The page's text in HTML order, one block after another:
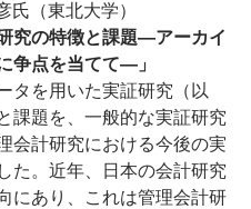
氏（東北大学）
究の特徴と課題―アーカイ
争点を当てて―」
タを用いた実証研究（以
課題を、一般的な実証研究
会計研究における今後の実
た。近年、日本の会計研究
にあり、これは管理会計研